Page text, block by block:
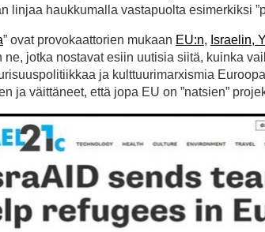
linjaa haukkumalla vastapuolta esimerkiksi
” ovat provokaattorien mukaan EU:n, Israelin,
ne, jotka nostavat esiin uutisia siitä, kuinka
ja kulttuurimarxismia
ja väittäneet, että jopa EU on ”natsien”